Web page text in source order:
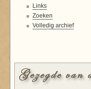
Links
Zoeken
Volledig archief